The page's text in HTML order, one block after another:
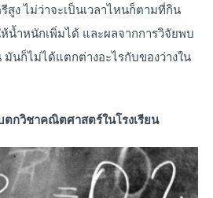
ง ไม่ว่าจะเป็นเวลาไหนก็ตามที่กิน
น้ำหนักเพิ่มได้ และผลจากการวิจัยพบ
มันก็ไม่ได้แตกต่างอะไรกับของว่างใน
ตกวิชาคณิตศาสตร์ในโรงเรียน